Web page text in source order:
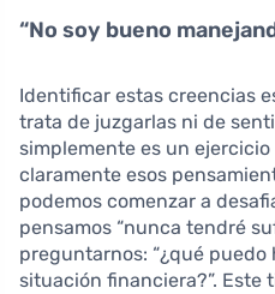
“No soy bueno
Identificar estas creencias
trata de juzgarlas ni de
simplemente es un
claramente esos
podemos comenzar a
pensamos “nunca tendré
preguntarnos: “¿qué
situación financiera?”. Este